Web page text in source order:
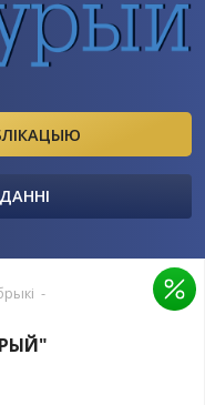
Ў ВЫДАННІ